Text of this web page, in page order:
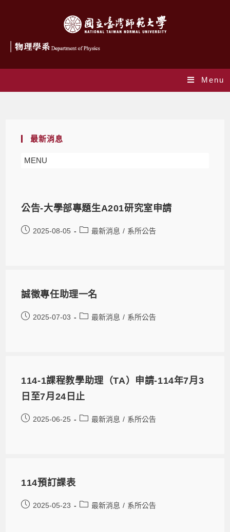
Menu
最新消息
MENU
公告-大學部專題生A201研究室申請
2025-08-05 最新消息 / 系所公告
誠徵專任助理一名
2025-07-03 最新消息 / 系所公告
114-1課程教學助理（TA）申請-114年7月3
日至7月24日止
2025-06-25 最新消息 / 系所公告
114預訂課表
2025-05-23 最新消息 / 系所公告